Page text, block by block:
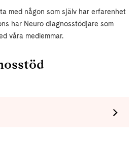
med någon som själv har erfarenhet
har Neuro diagnosstödjare som
våra medlemmar.